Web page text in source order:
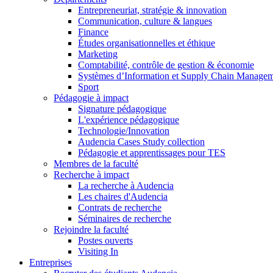
Entrepreneuriat, stratégie & innovation
Communication, culture & langues
Finance
Études organisationnelles et éthique
Marketing
Comptabilité, contrôle de gestion & économie
Systèmes d’Information et Supply Chain
Sport
Pédagogie à impact
Signature pédagogique
L'expérience pédagogique
Technologie/Innovation
Audencia Cases Study collection
Pédagogie et apprentissages pour TES
Membres de la faculté
Recherche à impact
La recherche à Audencia
Les chaires d'Audencia
Contrats de recherche
Séminaires de recherche
Rejoindre la faculté
Postes ouverts
Visiting In
Entreprises